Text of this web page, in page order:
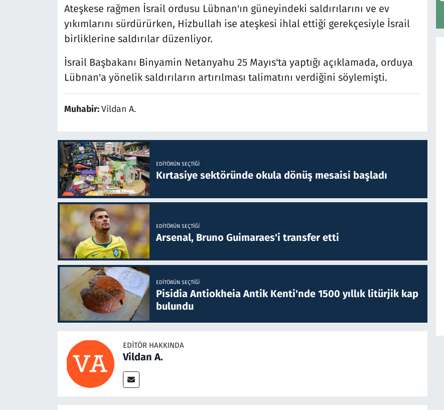
Ateşkese rağmen İsrail ordusu Lübnan'ın güneyindeki saldırılarını ve ev
yıkımlarını sürdürürken, Hizbullah ise ateşkesi ihlal ettiği gerekçesiyle İsrail
birliklerine saldırılar düzenliyor.
İsrail Başbakanı Binyamin Netanyahu 25 Mayıs'ta yaptığı açıklamada, orduya
Lübnan'a yönelik saldırıların artırılması talimatını verdiğini söylemişti.
Muhabir:Vildan A.
EDITÖRÜN SEÇTIĞI
Kırtasiye sektöründe okula dönüş mesaisi başladı
EDITÖRÜN SEÇTIĞI
Arsenal, Bruno Guimaraes'i transfer etti
EDITÖRÜN SEÇTIĞI
Pisidia Antiokheia Antik Kenti'nde 1500 yıllık litürjik kap
bulundu
EDITÖR HAKKINDA
Vildan A.